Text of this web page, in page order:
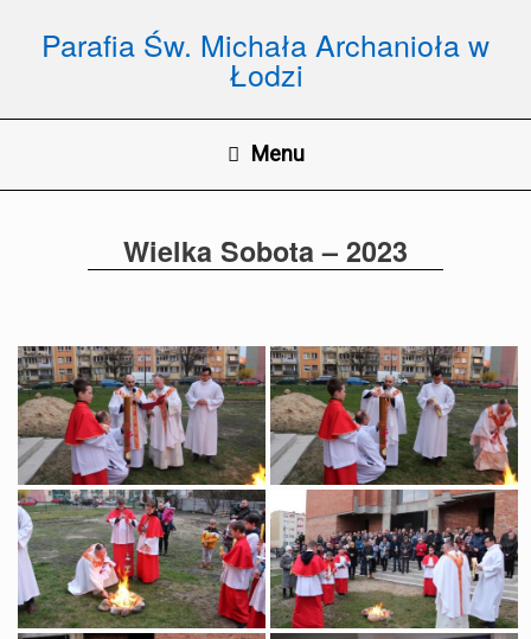
contentParafia Św. Michała Archanioła w
Łodzi
Menu
Wielka Sobota – 2023